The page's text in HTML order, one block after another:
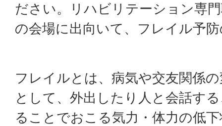
ださい。リハビリテーション専
の会場に出向いて、フレイル予
フレイルとは、病気や交友関係
として、外出したり人と会話す
ることでおこる気力・体力の低